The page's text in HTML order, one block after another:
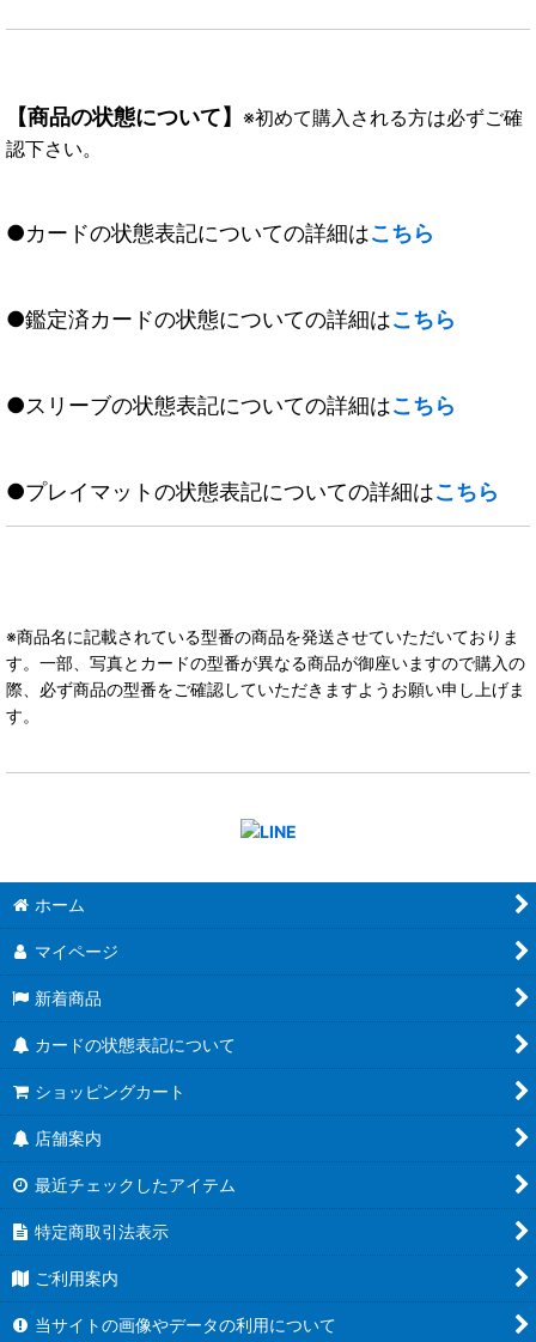
【商品の状態について】 ※初めて購入される方は必ずご確
認下さい。
●カードの状態表記についての詳細はこちら
●鑑定済カードの状態についての詳細はこちら
●スリーブの状態表記についての詳細はこちら
●プレイマットの状態表記についての詳細はこちら
※商品名に記載されている型番の商品を発送させていただいておりま
す。一部、写真とカードの型番が異なる商品が御座いますので購入の
際、必ず商品の型番をご確認していただきますようお願い申し上げま
す。
ホーム
マイページ
新着商品
カードの状態表記について
ショッピングカート
店舗案内
最近チェックしたアイテム
特定商取引法表示
ご利用案内
当サイトの画像やデータの利用について